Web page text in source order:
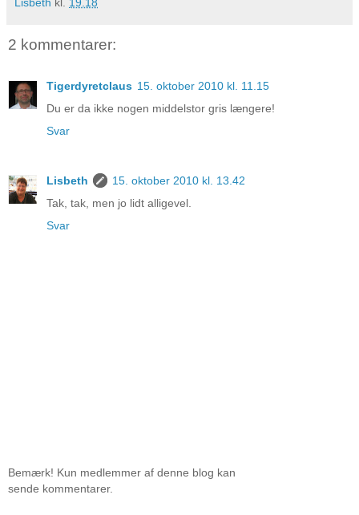
2 kommentarer:
Tigerdyretclaus 15. oktober 2010 kl. 11.15
Du er da ikke nogen middelstor gris længere!
Svar
Lisbeth
15. oktober 2010 kl. 13.42
Tak, tak, men jo lidt alligevel.
Svar
Bemærk! Kun medlemmer af denne blog kan
sende kommentarer.